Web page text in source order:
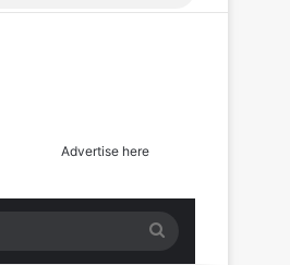
Advertise here